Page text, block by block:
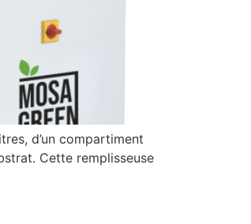
d’un compartiment
Cette remplisseuse